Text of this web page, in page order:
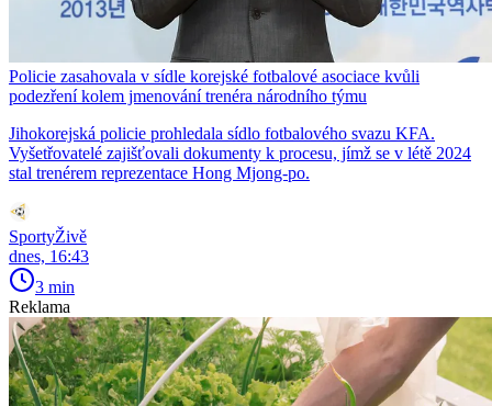
Policie zasahovala v sídle korejské fotbalové asociace kvůli
podezření kolem jmenování trenéra národního týmu
Jihokorejská policie prohledala sídlo fotbalového svazu KFA.
Vyšetřovatelé zajišťovali dokumenty k procesu, jímž se v létě 2024
stal trenérem reprezentace Hong Mjong-po.
SportyŽivě
dnes, 16:43
3 min
Reklama